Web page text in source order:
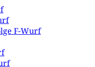
F-Wurf